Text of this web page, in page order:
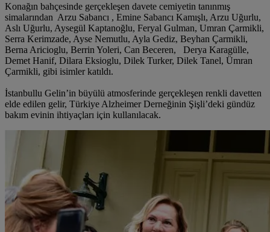
Konağın bahçesinde gerçekleşen davete cemiyetin tanınmış
simalarından Arzu Sabancı , Emine Sabancı Kamışlı, Arzu Uğurlu,
Aslı Uğurlu, Aysegül Kaptanoğlu, Feryal Gulman, Umran Çarmikli,
Serra Kerimzade, Ayse Nemutlu, Ayla Gediz, Beyhan Çarmikli,
Berna Aricioglu, Berrin Yoleri, Can Beceren, Derya Karagülle,
Demet Hanif, Dilara Eksioglu, Dilek Turker, Dilek Tanel, Ümran
Çarmikli, gibi isimler katıldı.
İstanbullu Gelin’in büyülü atmosferinde gerçekleşen renkli davetten
elde edilen gelir, Türkiye Alzheimer Derneğinin Şişli’deki gündüz
bakım evinin ihtiyaçları için kullanılacak.